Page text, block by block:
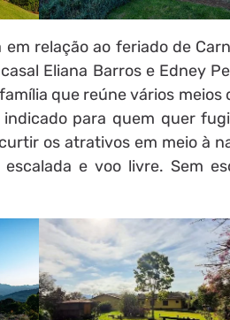
relação ao feriado de
Eliana Barros e Edney
que reúne vários
indicado para quem quer
curtir os atrativos em meio à
e voo livre. Sem